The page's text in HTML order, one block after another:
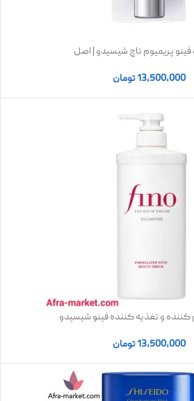
پریمیوم تاچ شیسیدو | اصل
13,500,000تومان
کننده و تغذیه کننده فینو شیسیدو
13,500,000تومان